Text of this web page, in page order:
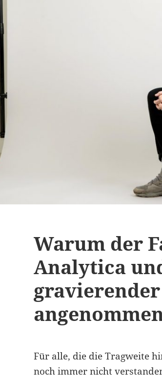
Warum der
Analytica
Für alle, die die Tragweite
noch immer nicht